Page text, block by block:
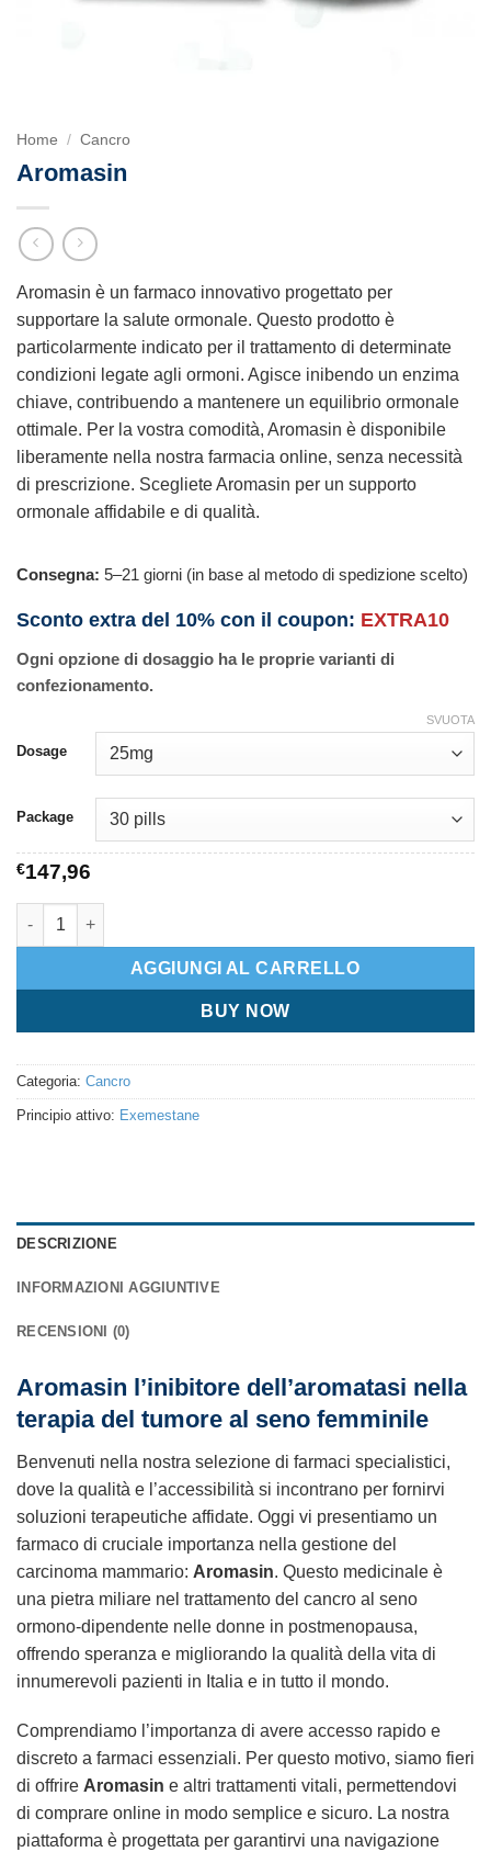
Home / Cancro
Aromasin
Aromasin è un farmaco innovativo progettato per
supportare la salute ormonale. Questo prodotto è
particolarmente indicato per il trattamento di determinate
condizioni legate agli ormoni. Agisce inibendo un enzima
chiave, contribuendo a mantenere un equilibrio ormonale
ottimale. Per la vostra comodità, Aromasin è disponibile
liberamente nella nostra farmacia online, senza necessità
di prescrizione. Scegliete Aromasin per un supporto
ormonale affidabile e di qualità.
Consegna: 5–21 giorni (in base al metodo di spedizione scelto)
Sconto extra del 10% con il coupon: EXTRA10
Ogni opzione di dosaggio ha le proprie varianti di
confezionamento.
Dosage
Package
SVUOTA
€147,96
Aromasin quantità
AGGIUNGI AL CARRELLO
BUY NOW
Categoria: Cancro
Principio attivo: Exemestane
DESCRIZIONE
INFORMAZIONI AGGIUNTIVE
RECENSIONI (0)
Aromasin l’inibitore dell’aromatasi nella
terapia del tumore al seno femminile
Benvenuti nella nostra selezione di farmaci specialistici,
dove la qualità e l’accessibilità si incontrano per fornirvi
soluzioni terapeutiche affidate. Oggi vi presentiamo un
farmaco di cruciale importanza nella gestione del
carcinoma mammario: Aromasin. Questo medicinale è
una pietra miliare nel trattamento del cancro al seno
ormono-dipendente nelle donne in postmenopausa,
offrendo speranza e migliorando la qualità della vita di
innumerevoli pazienti in Italia e in tutto il mondo.
Comprendiamo l’importanza di avere accesso rapido e
discreto a farmaci essenziali. Per questo motivo, siamo fieri
di offrire Aromasin e altri trattamenti vitali, permettendovi
di comprare online in modo semplice e sicuro. La nostra
piattaforma è progettata per garantirvi una navigazione